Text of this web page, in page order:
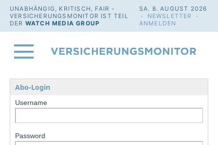
UNABHÄNGIG, KRITISCH, FAIR -
VERSICHERUNGSMONITOR IST TEIL
DER WATCH MEDIA GROUP
SA. 8. AUGUST 2026
· NEWSLETTER
·
ANMELDEN
Abo-Login
Username
Password